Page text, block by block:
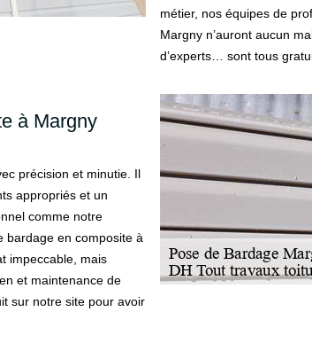
métier, nos équipes de
Margny n’auront aucun
d’experts… sont tous
à Margny
précision et minutie. Il
appropriés et un
comme notre
bardage en composite à
impeccable, mais
et maintenance de
sur notre site pour avoir